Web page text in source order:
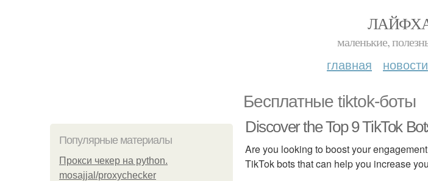
маленькие,
главная новости
Бесплатные tiktok-боты
Популярные материалы
Прокси чекер на python.
mosajjal/proxychecker
Discover the Top 9 TikTok
Are you looking to boost your
TikTok bots that can help you increase